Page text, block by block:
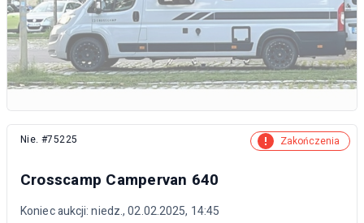
Nie. #75225 Zakończenia
Crosscamp Campervan 640
Koniec aukcji: niedz., 02.02.2025, 14:45